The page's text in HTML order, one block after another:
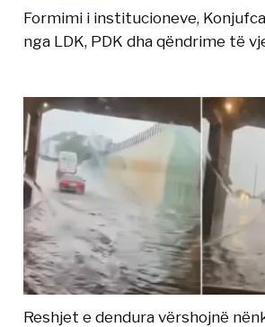
Formimi i institucioneve,
nga LDK, PDK dha qëndrime të
Reshjet e dendura vërshojnë